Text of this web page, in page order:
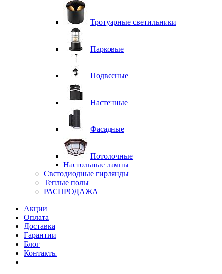
Тротуарные светильники
Парковые
Подвесные
Настенные
Фасадные
Потолочные
Настольные лампы
Светодиодные гирлянды
Теплые полы
РАСПРОДАЖА
Акции
Оплата
Доставка
Гарантии
Блог
Контакты